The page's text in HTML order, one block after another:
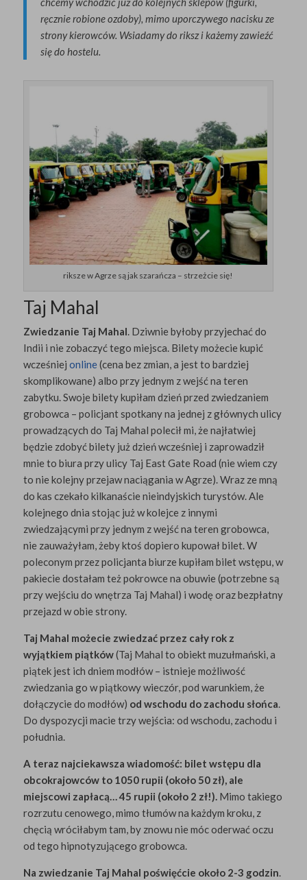
ręcznie robione ozdoby), mimo uporczywego nacisku ze
strony kierowców. Wsiadamy do riksz i każemy zawieźć
się do hostelu.
riksze w Agrze są jak szarańcza – strzeżcie się!
Taj Mahal
Zwiedzanie Taj Mahal. Dziwnie byłoby przyjechać do
Indii i nie zobaczyć tego miejsca. Bilety możecie kupić
wcześniej online(cena bez zmian, a jest to bardziej
skomplikowane) albo przy jednym z wejść na teren
zabytku. Swoje bilety kupiłam dzień przed zwiedzaniem
grobowca – policjant spotkany na jednej z głównych ulicy
prowadzących do Taj Mahal polecił mi, że najłatwiej
będzie zdobyć bilety już dzień wcześniej i zaprowadził
mnie to biura przy ulicy Taj East Gate Road (nie wiem czy
to nie kolejny przejaw naciągania w Agrze). Wraz ze mną
do kas czekało kilkanaście nieindyjskich turystów. Ale
kolejnego dnia stojąc już w kolejce z innymi
zwiedzającymi przy jednym z wejść na teren grobowca,
nie zauważyłam, żeby ktoś dopiero kupował bilet. W
poleconym przez policjanta biurze kupiłam bilet wstępu, w
pakiecie dostałam też pokrowce na obuwie (potrzebne są
przy wejściu do wnętrza Taj Mahal) i wodę oraz bezpłatny
przejazd w obie strony.
Taj Mahal możecie zwiedzać przez cały rok z
wyjątkiem piątków(Taj Mahal to obiekt muzułmański, a
piątek jest ich dniem modłów – istnieje możliwość
zwiedzania go w piątkowy wieczór, pod warunkiem, że
dołączycie do modłów) od wschodu do zachodu słońca.
Do dyspozycji macie trzy wejścia: od wschodu, zachodu i
południa.
A teraz najciekawsza wiadomość: bilet wstępu dla
obcokrajowców to 1050 rupii (około 50 zł), ale
miejscowi zapłacą… 45 rupii (około 2 zł!).Mimo takiego
rozrzutu cenowego, mimo tłumów na każdym kroku, z
chęcią wróciłabym tam, by znowu nie móc oderwać oczu
od tego hipnotyzującego grobowca.
Na zwiedzanie Taj Mahal poświęćcie około 2-3 godzin.